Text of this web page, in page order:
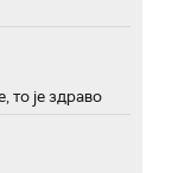
то је здраво